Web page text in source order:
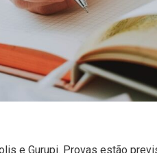
e Gurupi. Provas estão